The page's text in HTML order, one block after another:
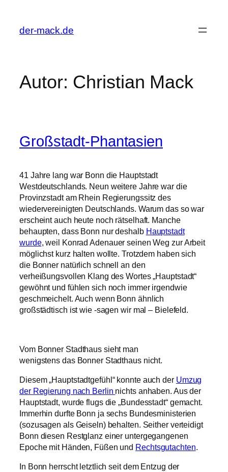
springen
der-mack.de
Autor: Christian Mack
Großstadt-Phantasien
41 Jahre lang war Bonn die Hauptstadt
Westdeutschlands. Neun weitere Jahre war die
Provinzstadt am Rhein Regierungssitz des
wiedervereinigten Deutschlands. Warum das so war
erscheint auch heute noch rätselhaft. Manche
behaupten, dass Bonn nur deshalb Hauptstadt
wurde, weil Konrad Adenauer seinen Weg zur Arbeit
möglichst kurz halten wollte. Trotzdem haben sich
die Bonner natürlich schnell an den
verheißungsvollen Klang des Wortes „Hauptstadt“
gewöhnt und fühlen sich noch immer irgendwie
geschmeichelt. Auch wenn Bonn ähnlich
großstädtisch ist wie -sagen wir mal – Bielefeld.
Vom Bonner Stadthaus sieht man
wenigstens das Bonner Stadthaus nicht.
Diesem „Hauptstadtgefühl“ konnte auch der Umzug
der Regierung nach Berlin nichts anhaben. Aus der
Hauptstadt, wurde flugs die „Bundesstadt“ gemacht.
Immerhin durfte Bonn ja sechs Bundesministerien
(sozusagen als Geiseln) behalten. Seither verteidigt
Bonn diesen Restglanz einer untergegangenen
Epoche mit Händen, Füßen und Rechtsgutachten.
In Bonn herrscht letztlich seit dem Entzug der